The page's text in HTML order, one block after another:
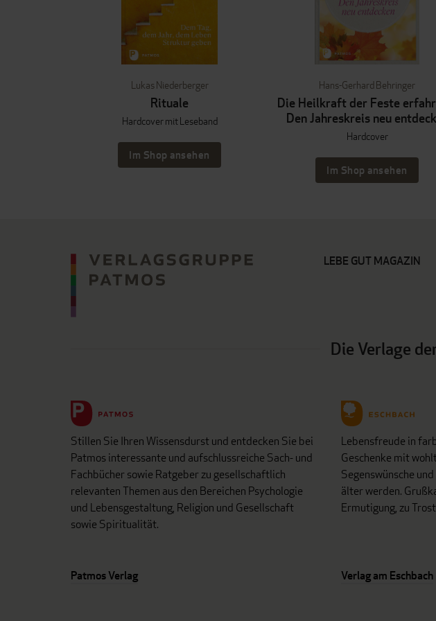
Lukas Niederberger
Rituale
Hardcover mit Leseband
Im Shop ansehen
Hans-Gerhard Behringer
Die Heilkraft der Feste
Den Jahreskreis neu
Hardcover
Im Shop ansehen
LEBE GUT MAGAZIN
Die Verlage
Stillen Sie Ihren Wissensdurst und entdecken Sie bei
Patmos interessante und aufschlussreiche Sach- und
Fachbücher sowie Ratgeber zu gesellschaftlich
relevanten Themen aus den Bereichen Psychologie
und Lebensgestaltung, Religion und Gesellschaft
sowie Spiritualität.
Patmos Verlag
Lebensfreude in
Geschenke mit
Segenswünsche
älter werden.
Ermutigung, zu
Verlag am Eschbach